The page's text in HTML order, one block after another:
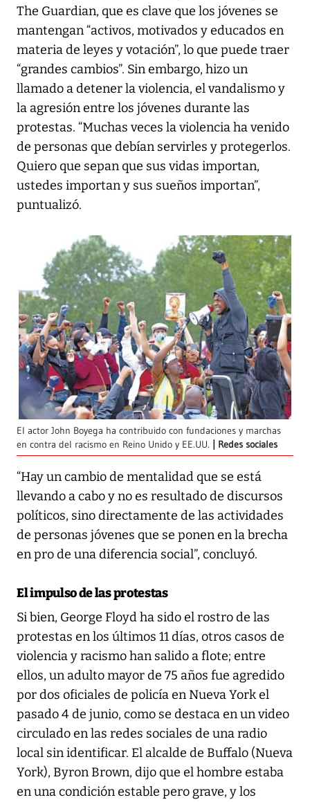
The Guardian, que es clave que los jóvenes se
mantengan “activos, motivados y educados en
materia de leyes y votación”, lo que puede traer
“grandes cambios”. Sin embargo, hizo un
llamado a detener la violencia, el vandalismo y
la agresión entre los jóvenes durante las
protestas. “Muchas veces la violencia ha venido
de personas que debían servirles y protegerlos.
Quiero que sepan que sus vidas importan,
ustedes importan y sus sueños importan”,
puntualizó.
El actor John Boyega ha contribuido con fundaciones y marchas
en contra del racismo en Reino Unido y EE.UU.
Redes sociales
“Hay un cambio de mentalidad que se está
llevando a cabo y no es resultado de discursos
políticos, sino directamente de las actividades
de personas jóvenes que se ponen en la brecha
en pro de una diferencia social”, concluyó.
El impulso de las protestas
Si bien, George Floyd ha sido el rostro de las
protestas en los últimos 11 días, otros casos de
violencia y racismo han salido a flote; entre
ellos, un adulto mayor de 75 años fue agredido
por dos oficiales de policía en Nueva York el
pasado 4 de junio, como se destaca en un video
circulado en las redes sociales de una radio
local sin identificar. El alcalde de Buffalo (Nueva
York), Byron Brown, dijo que el hombre estaba
en una condición estable pero grave, y los